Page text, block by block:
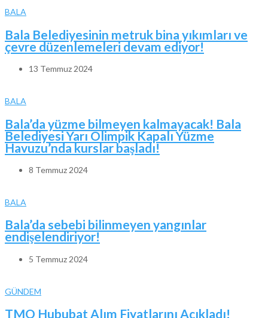
BALA
Bala Belediyesinin metruk bina yıkımları ve
çevre düzenlemeleri devam ediyor!
13 Temmuz 2024
BALA
Bala’da yüzme bilmeyen kalmayacak! Bala
Belediyesi Yarı Olimpik Kapalı Yüzme
Havuzu’nda kurslar başladı!
8 Temmuz 2024
BALA
Bala’da sebebi bilinmeyen yangınlar
endişelendiriyor!
5 Temmuz 2024
GÜNDEM
TMO Hububat Alım Fiyatlarını Açıkladı!